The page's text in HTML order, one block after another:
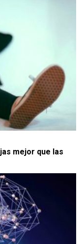
mejor que las